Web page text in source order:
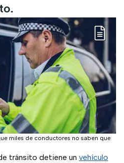
miles de conductores no saben que
tránsito detiene un vehículo